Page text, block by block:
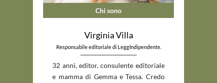
Chi sono
Virginia Villa
Responsabile editoriale di LeggIndipendente.
32 anni, editor, consulente editoriale
e mamma di Gemma e Tessa. Credo